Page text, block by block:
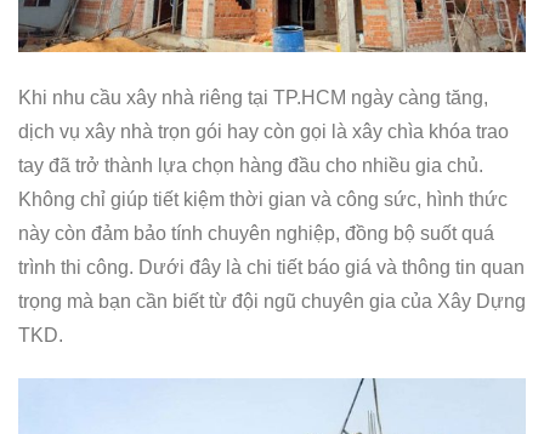
Khi nhu cầu xây nhà riêng tại TP.HCM ngày càng tăng,
dịch vụ xây nhà trọn gói hay còn gọi là xây chìa khóa trao
tay đã trở thành lựa chọn hàng đầu cho nhiều gia chủ.
Không chỉ giúp tiết kiệm thời gian và công sức, hình thức
này còn đảm bảo tính chuyên nghiệp, đồng bộ suốt quá
trình thi công. Dưới đây là chi tiết báo giá và thông tin quan
trọng mà bạn cần biết từ đội ngũ chuyên gia của Xây Dựng
TKD.